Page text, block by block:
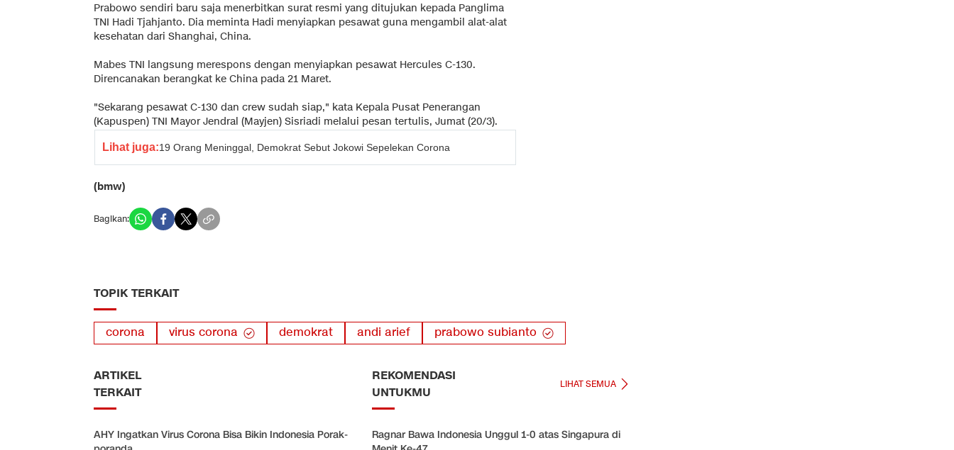
Prabowo sendiri baru saja menerbitkan surat resmi yang ditujukan kepada Panglima
TNI Hadi Tjahjanto. Dia meminta Hadi menyiapkan pesawat guna mengambil alat-alat
kesehatan dari Shanghai, China.
Mabes TNI langsung merespons dengan menyiapkan pesawat Hercules C-130.
Direncanakan berangkat ke China pada 21 Maret.
"Sekarang pesawat C-130 dan crew sudah siap," kata Kepala Pusat Penerangan
(Kapuspen) TNI Mayor Jendral (Mayjen) Sisriadi melalui pesan tertulis, Jumat (20/3).
Lihat juga:19 Orang Meninggal, Demokrat Sebut Jokowi Sepelekan Corona
(bmw)
Bagikan:
TOPIK TERKAIT
corona virus corona demokrat andi arief prabowo subianto
ARTIKEL
TERKAIT
AHY Ingatkan Virus Corona Bisa Bikin Indonesia Porak-
REKOMENDASI
UNTUKMU
LIHAT SEMUA
Ragnar Bawa Indonesia Unggul 1-0 atas Singapura di